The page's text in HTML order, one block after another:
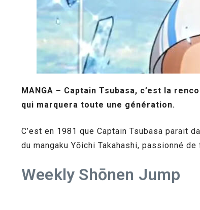
MANGA – Captain Tsubasa, c’est la
qui marquera toute une génération.
C’est en 1981 que Captain Tsubasa parait
du mangaku Yōichi Takahashi, passionné
Weekly Shōnen Jump